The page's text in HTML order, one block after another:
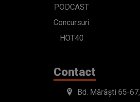
PODCAST
Concursuri
HOT40
Contact
Bd. Mărăști 65-67,